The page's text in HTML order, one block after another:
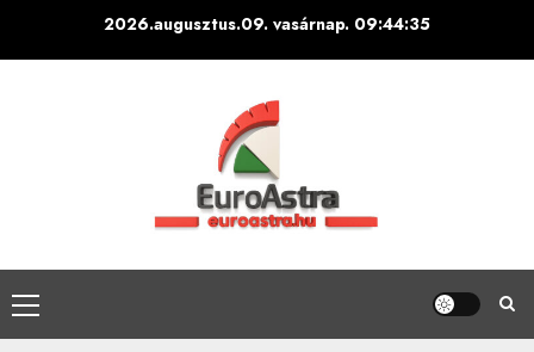
2026.augusztus.09. vasárnap. 09:44:36
Primary
Menu